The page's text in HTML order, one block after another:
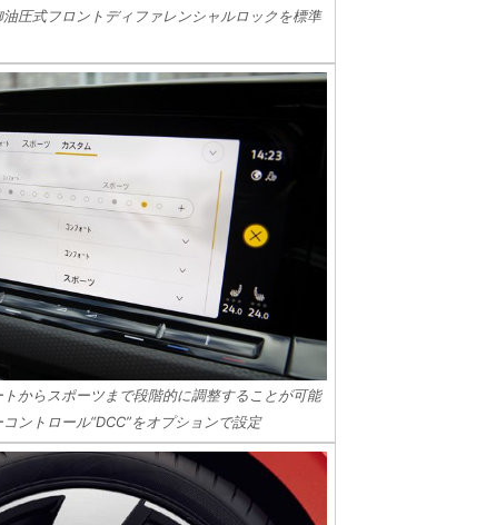
圧式フロントディファレンシャルロックを標準
からスポーツまで段階的に調整することが可能
ントロール“DCC”をオプションで設定